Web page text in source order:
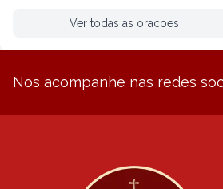
Ver todas as oracoes
Nos acompanhe nas redes